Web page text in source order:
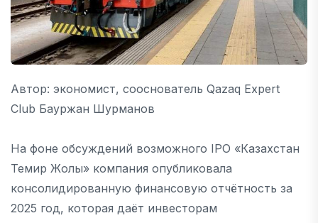
Автор: экономист, сооснователь Qazaq Expert
Club Бауржан Шурманов
На фоне обсуждений возможного IPO «Казахстан
Темир Жолы» компания опубликовала
консолидированную финансовую отчётность за
2025 год, которая даёт инвесторам